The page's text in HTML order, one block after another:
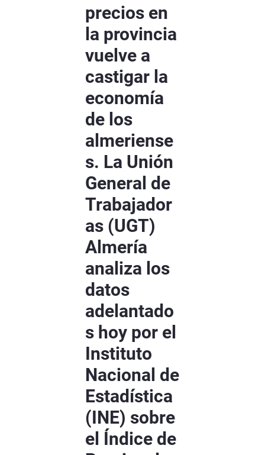
precios en
la provincia
vuelve a
castigar la
economía
de los
almeriense
s. La Unión
General de
Trabajador
as (UGT)
Almería
analiza los
datos
adelantado
s hoy por el
Instituto
Nacional de
Estadística
(INE) sobre
el Índice de